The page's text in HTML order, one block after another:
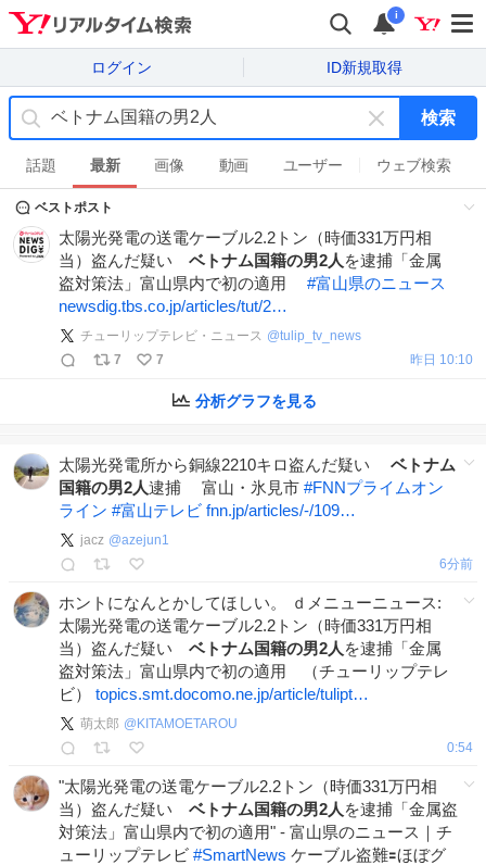
i
ログイン ID新規取得
キ
ー
ワ
ド
を
消
検索
話題 最新 画像 動画 ユーザー ウェブ検索
ベストポスト
太陽光発電の送電ケーブル2.2トン（時価331万円相
当）盗んだ疑い ベトナム国籍の男2人 を逮捕「金属
盗対策法」富山県内で初の適用 #富山県のニュース
newsdig.tbs.co.jp/articles/tut/2…
チューリップテレビ・ニュース @tulip_tv_news
7
7 昨日 10:10
分析グラフを見る
太陽光発電所から銅線2210キロ盗んだ疑い ベトナム
国籍の男2人逮捕 富山・氷見市 #FNNプライムオン
ライン #富山テレビ fnn.jp/articles/-/109…
jacz @azejun1
6分前
ホントになんとかしてほしい。 ｄメニューニュース:
太陽光発電の送電ケーブル2.2トン（時価331万円相
当）盗んだ疑い ベトナム国籍の男2人 を逮捕「金属
盗対策法」富山県内で初の適用 （チューリップテレ
ビ） topics.smt.docomo.ne.jp/article/tulipt…
萌太郎 @ KITAMOETAROU
0:54
"太陽光発電の送電ケーブル2.2トン（時価331万円相
当）盗んだ疑い ベトナム国籍の男2人 を逮捕「金属盗
対策法」富山県内で初の適用" - 富山県のニュース｜チ
ューリップテレビ #SmartNews ケーブル盗難🟰ほぼグ